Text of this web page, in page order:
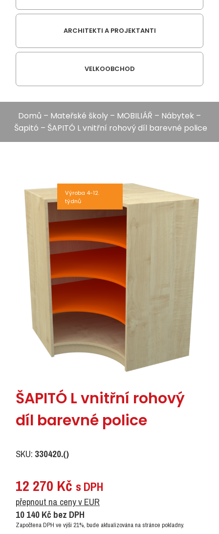
ARCHITEKTI A PROJEKTANTI
VELKOOBCHOD
Domů – Mateřské školy – MOBILIÁŘ – Nábytek –
Šapitó – ŠAPITÓ L vnitřní rohový díl barevné police
Výroba 4-12.
týdnů
ŠAPITÓ L vnitřní rohový
díl barevné police
SKU: 330420.()
12 270 Kč s DPH
přepnout na ceny v EUR
10 140Kč bez DPH
Započtena DPH ve výši 21%, bude aktualizována na stránce pokladny.